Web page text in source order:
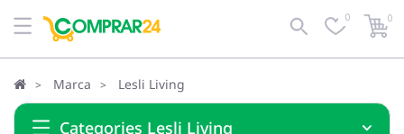
0 0
Marca Lesli Living
Categories Lesli Living